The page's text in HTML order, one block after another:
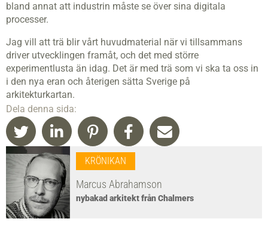
bland annat att industrin måste se över sina digitala
processer.
Jag vill att trä blir vårt huvudmaterial när vi tillsammans
driver utvecklingen framåt, och det med större
experimentlusta än idag. Det är med trä som vi ska ta oss in
i den nya eran och återigen sätta Sverige på
arkitekturkartan.
Dela denna sida:
KRÖNIKAN
Marcus Abrahamson
nybakad arkitekt från Chalmers